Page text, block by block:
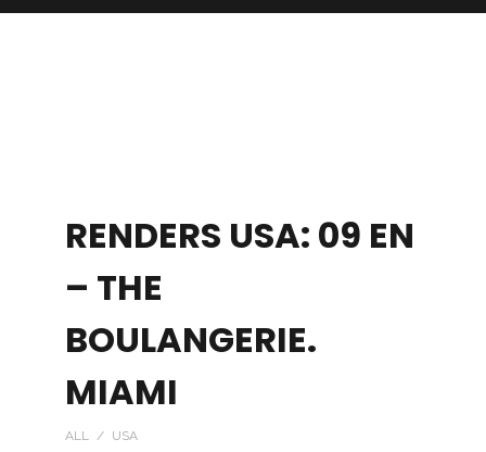
RENDERS USA: 09 EN
– THE
BOULANGERIE.
MIAMI
ALL / USA